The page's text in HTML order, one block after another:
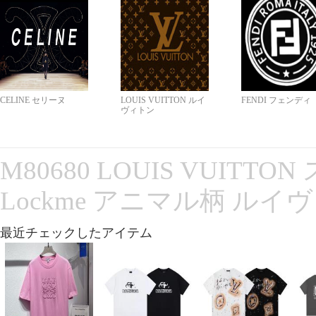
CELINE セリーヌ
LOUIS VUITTON ルイ
ヴィトン
FENDI フェンディ
M80680 LOUIS VUITTON
Lockme アニマル柄 ルイ
最近チェックしたアイテム